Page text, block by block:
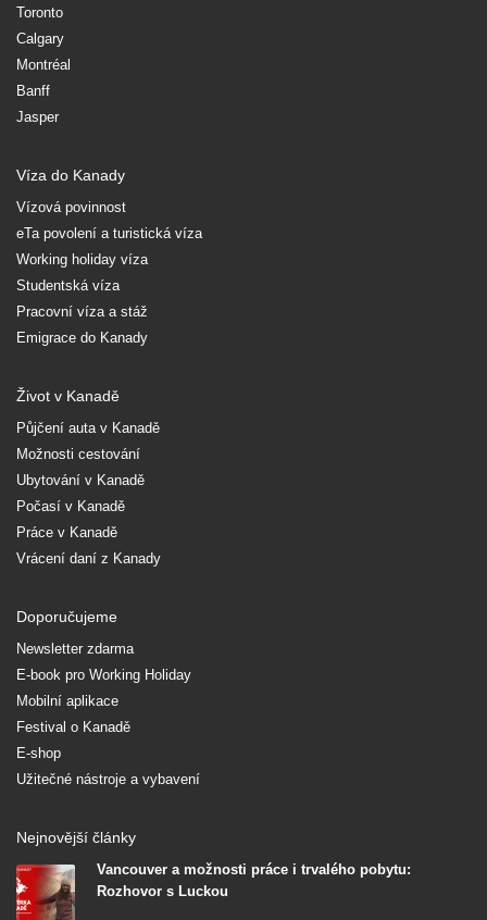
Toronto
Calgary
Montréal
Banff
Jasper
Víza do Kanady
Vízová povinnost
eTa povolení a turistická víza
Working holiday víza
Studentská víza
Pracovní víza a stáž
Emigrace do Kanady
Život v Kanadě
Půjčení auta v Kanadě
Možnosti cestování
Ubytování v Kanadě
Počasí v Kanadě
Práce v Kanadě
Vrácení daní z Kanady
Doporučujeme
Newsletter zdarma
E-book pro Working Holiday
Mobilní aplikace
Festival o Kanadě
E-shop
Užitečné nástroje a vybavení
Nejnovější články
Vancouver a možnosti práce i trvalého pobytu:
Rozhovor s Luckou